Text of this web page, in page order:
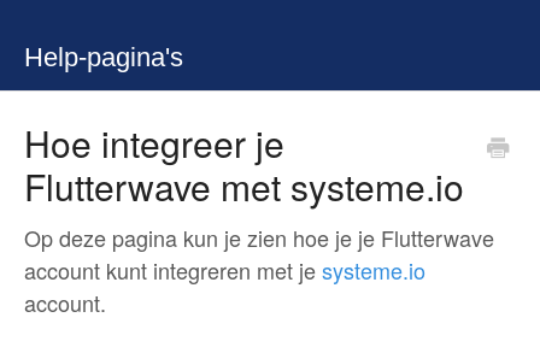
Help-pagina's
Hoe integreer je
Flutterwave met systeme.io
Op deze pagina kun je zien hoe je je Flutterwave
account kunt integreren met jesysteme.io
account.